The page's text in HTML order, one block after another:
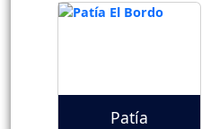
Patía